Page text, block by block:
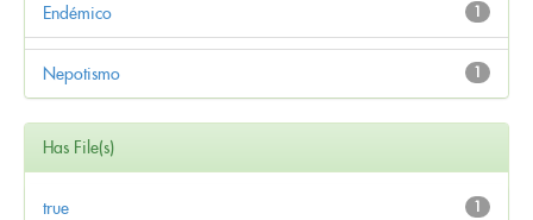
1
Endémico
1
Nepotismo
Has File(s)
1
true